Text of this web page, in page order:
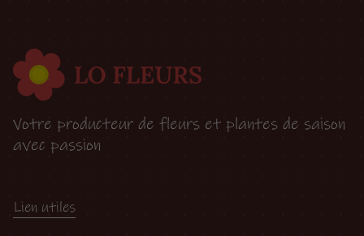
Votre producteur de fleurs et plantes de saison
avec passion
Lien utiles